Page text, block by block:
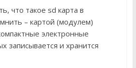
что такое sd карта в
– картой (модулем)
электронные
записывается и хранится